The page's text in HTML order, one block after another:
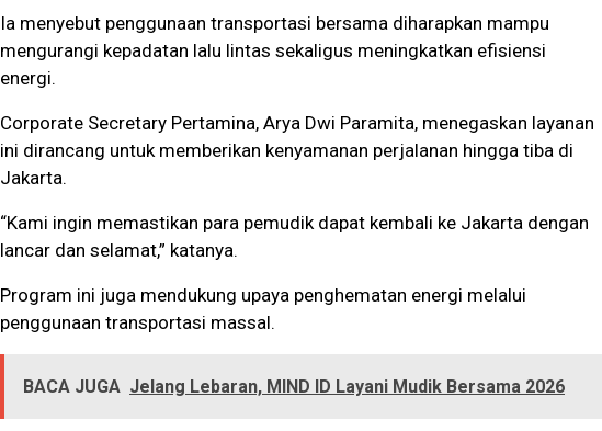
Ia menyebut penggunaan transportasi bersama diharapkan mampu
mengurangi kepadatan lalu lintas sekaligus meningkatkan efisiensi
energi.
Corporate Secretary Pertamina, Arya Dwi Paramita, menegaskan layanan
ini dirancang untuk memberikan kenyamanan perjalanan hingga tiba di
Jakarta.
“Kami ingin memastikan para pemudik dapat kembali ke Jakarta dengan
lancar dan selamat,” katanya.
Program ini juga mendukung upaya penghematan energi melalui
penggunaan transportasi massal.
BACA JUGA Jelang Lebaran, MIND ID Layani Mudik Bersama 2026